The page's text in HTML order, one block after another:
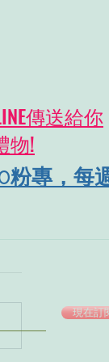
粉專，每
現在訂
傳送給你
物!